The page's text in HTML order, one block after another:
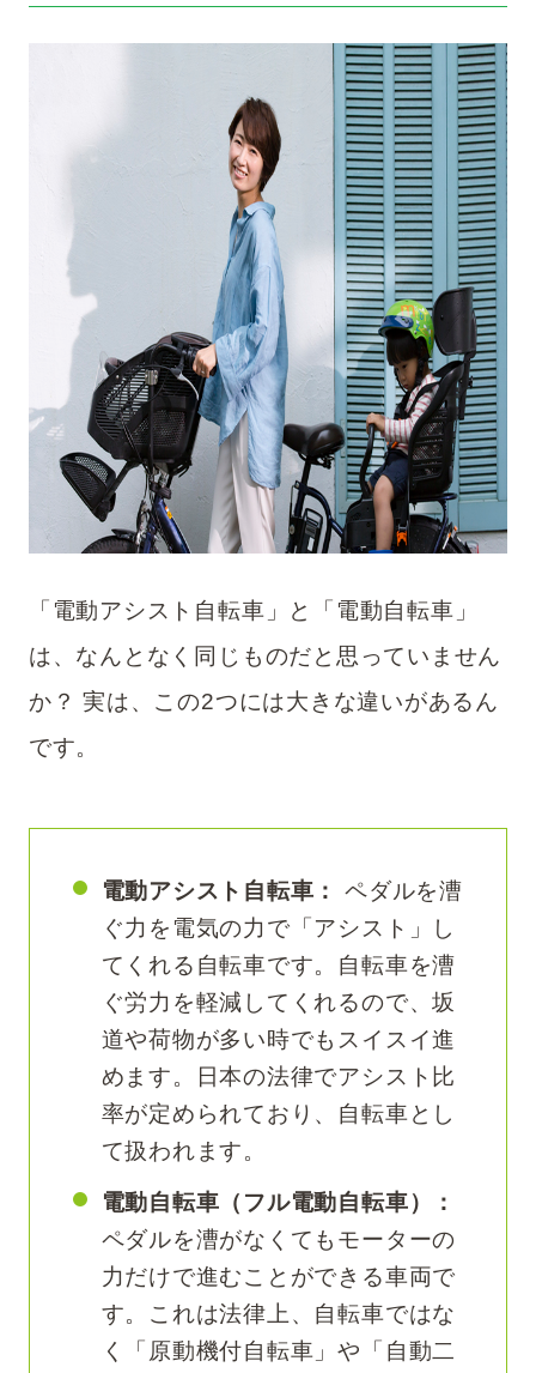
「電動アシスト自転車」と「電動自転車」
は、なんとなく同じものだと思っていません
か？ 実は、この2つには大きな違いがあるん
です。
電動アシスト自転車：
ペダルを漕
ぐ力を電気の力で「アシスト」し
てくれる自転車です。自転車を漕
ぐ労力を軽減してくれるので、坂
道や荷物が多い時でもスイスイ進
めます。日本の法律でアシスト比
率が定められており、自転車とし
て扱われます。
電動自転車（フル電動自転車）：
ペダルを漕がなくてもモーターの
力だけで進むことができる車両で
す。これは法律上、自転車ではな
く「原動機付自転車」や「自動二